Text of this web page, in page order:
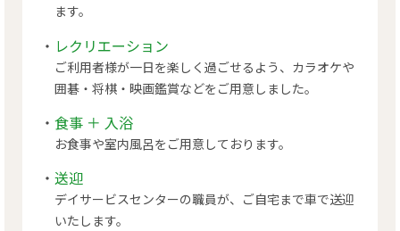
ます。
レクリエーション
ご利用者様が一日を楽しく過ごせるよう、カラオケや
囲碁・将棋・映画鑑賞などをご用意しました。
食事 ＋ 入浴
お食事や室内風呂をご用意しております。
送迎
デイサービスセンターの職員が、ご自宅まで車で送迎
いたします。